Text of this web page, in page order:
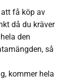
få köp av
då du kräver
den
så
kommer hela